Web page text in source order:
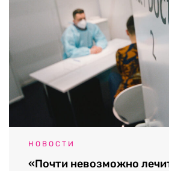
НОВОСТИ
«Почти невозможно